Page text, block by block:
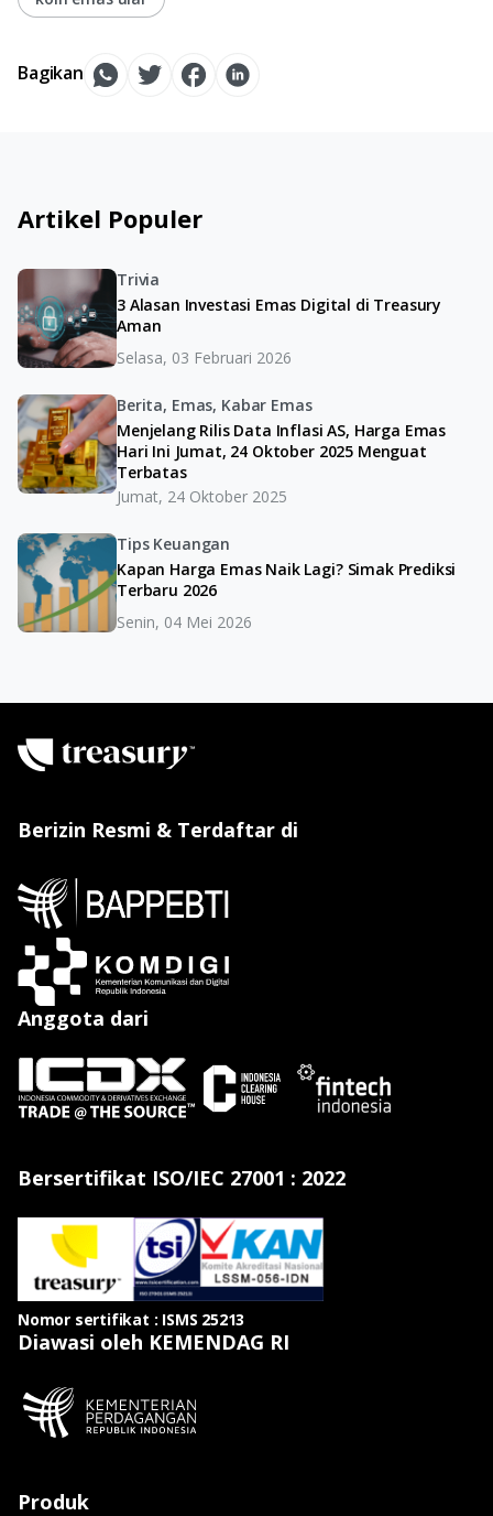
Bagikan
Artikel Populer
Trivia
3 Alasan Investasi Emas Digital di Treasury
Aman
Selasa, 03 Februari 2026
Berita, Emas, Kabar Emas
Menjelang Rilis Data Inflasi AS, Harga Emas
Hari Ini Jumat, 24 Oktober 2025 Menguat
Terbatas
Jumat, 24 Oktober 2025
Tips Keuangan
Kapan Harga Emas Naik Lagi? Simak Prediksi
Terbaru 2026
Senin, 04 Mei 2026
Berizin Resmi & Terdaftar di
Anggota dari
Bersertifikat ISO/IEC 27001 : 2022
Nomor sertifikat : ISMS 25213
Diawasi oleh KEMENDAG RI
Produk